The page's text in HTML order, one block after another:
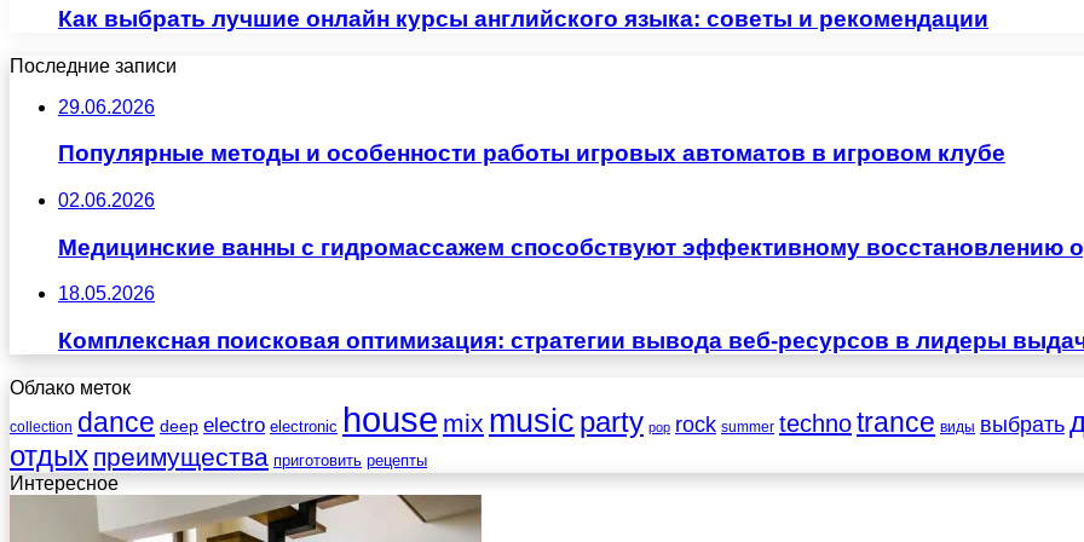
Как выбрать лучшие онлайн курсы английского языка: советы и рекомендации
Последние записи
29.06.2026
Популярные методы и особенности работы игровых автоматов в игровом клубе
02.06.2026
Медицинские ванны с гидромассажем способствуют эффективному восстановлению
18.05.2026
Комплексная поисковая оптимизация: стратегии вывода веб-ресурсов в лидеры
Облако меток
collection dance deep electro electronic house mix music party pop rock summer technotrance виды выбрать
отдых преимущества приготовить рецепты
Интересное